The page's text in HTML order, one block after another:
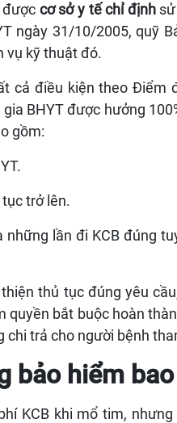
được cơ sở y tế chỉ địnhsử
ngày 31/10/2005, quỹ
vụ kỹ thuật đó.
cả điều kiện theo Điểm
BHYT được hưởng
gồm:
trở lên.
những lần đi KCB đúng
thủ tục đúng yêu
quyền bắt buộc hoàn
trả cho người bệnh
bảo hiểm
KCB khi mổ tim,